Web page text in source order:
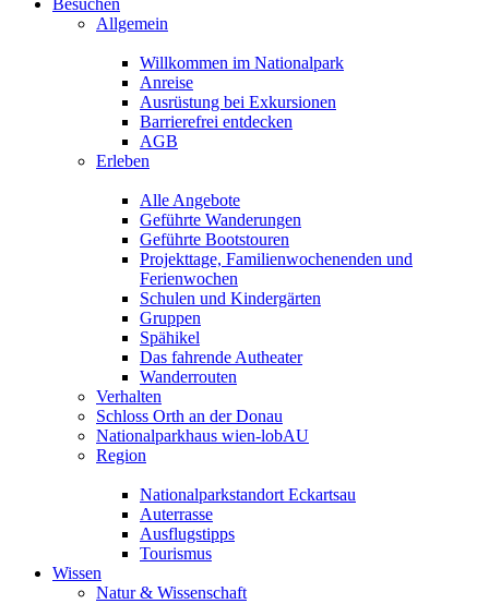
Besuchen
Allgemein
Willkommen im Nationalpark
Anreise
Ausrüstung bei Exkursionen
Barrierefrei entdecken
AGB
Erleben
Alle Angebote
Geführte Wanderungen
Geführte Bootstouren
Projekttage, Familienwochenenden und
Ferienwochen
Schulen und Kindergärten
Gruppen
Spähikel
Das fahrende Autheater
Wanderrouten
Verhalten
Schloss Orth an der Donau
Nationalparkhaus wien-lobAU
Region
Nationalparkstandort Eckartsau
Auterrasse
Ausflugstipps
Tourismus
Wissen
Natur & Wissenschaft